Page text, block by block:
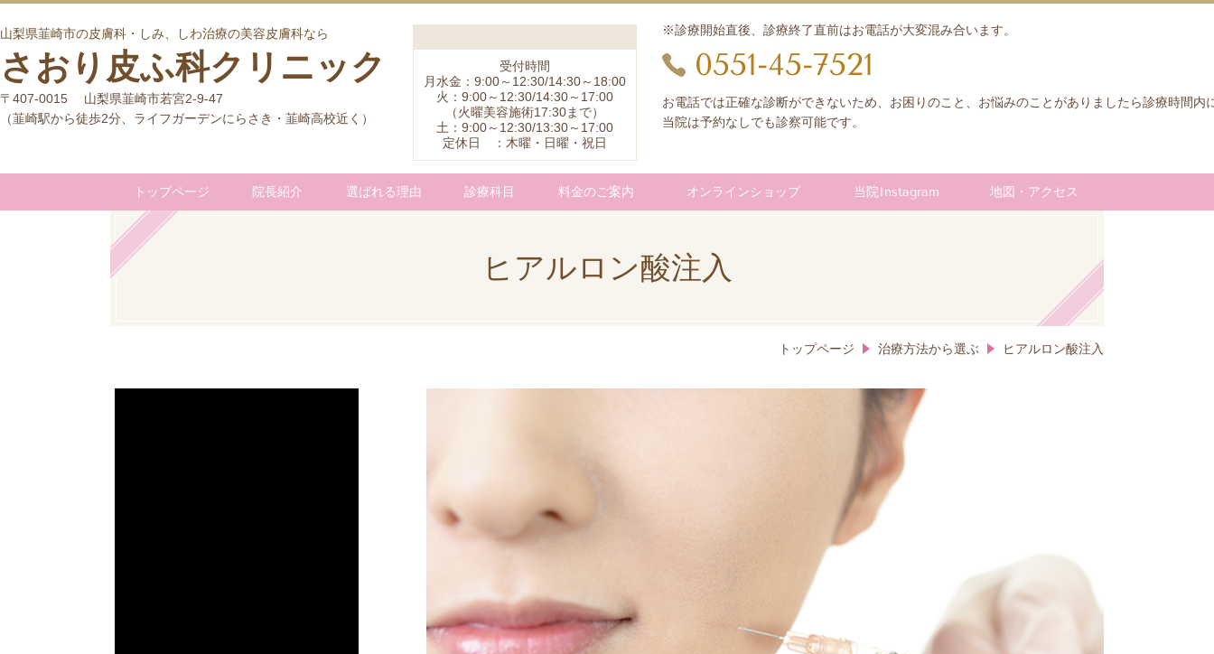
山梨県韮崎市の皮膚科・しみ、しわ治療の美容皮膚科なら
さおり皮ふ科クリニック
〒407-0015 山梨県韮崎市若宮2-9-47
（韮崎駅から徒歩2分、ライフガーデンにらさき・韮崎高校近く）
受付時間
月水金：9:00～12:30/14:30～18:00
火：9:00～12:30/14:30～17:00
（火曜美容施術17:30まで）
土：9:00～12:30/13:30～17:00
定休日 ：木曜・日曜・祝日
※診療開始直後、診療終了直前はお電話が大変混み合います。
0551-45-7521
お電話では正確な診断ができないため、お困りのこと、お悩みのことがありましたら診療時間内
当院は予約なしでも診察可能です。
トップページ 院長紹介 選ばれる理由 診療科目 料金のご案内 オンラインショップ 当院Instagram 地図・アクセス
ヒアルロン酸注入
トップページ 治療方法から選ぶ ヒアルロン酸注入